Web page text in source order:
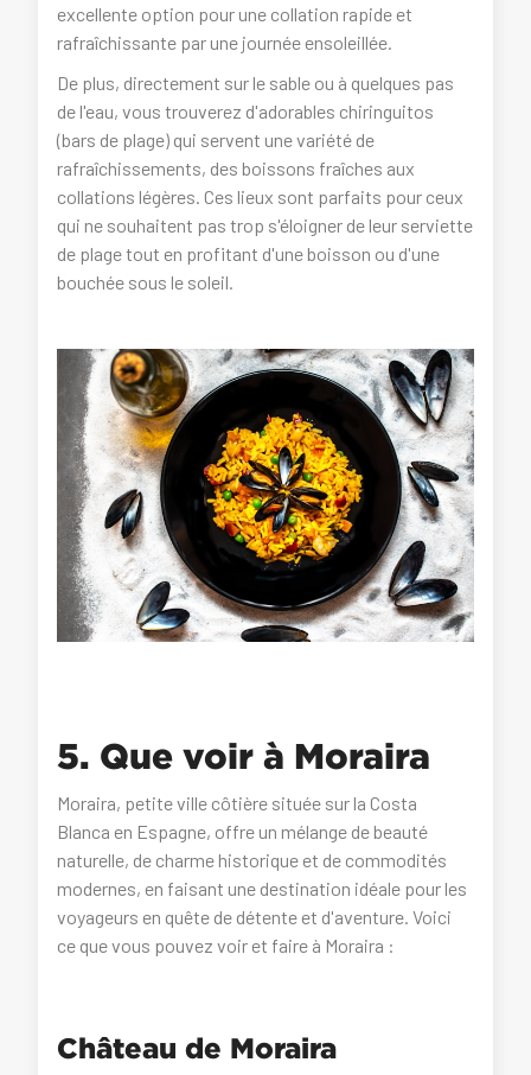
excellente option pour une collation rapide et
rafraîchissante par une journée ensoleillée.
De plus, directement sur le sable ou à quelques pas
de l'eau, vous trouverez d'adorables chiringuitos
(bars de plage) qui servent une variété de
rafraîchissements, des boissons fraîches aux
collations légères. Ces lieux sont parfaits pour ceux
qui ne souhaitent pas trop s'éloigner de leur serviette
de plage tout en profitant d'une boisson ou d'une
bouchée sous le soleil.
5. Que voir à Moraira
Moraira, petite ville côtière située sur la Costa
Blanca en Espagne, offre un mélange de beauté
naturelle, de charme historique et de commodités
modernes, en faisant une destination idéale pour les
voyageurs en quête de détente et d'aventure. Voici
ce que vous pouvez voir et faire à Moraira :
Château de Moraira